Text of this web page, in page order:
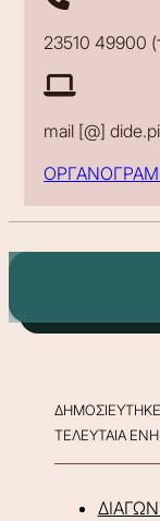
23510 49900
mail [@]
ΤΕΛΕΥΤΑΙΑ